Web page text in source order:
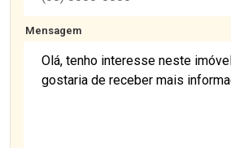
Mensagem